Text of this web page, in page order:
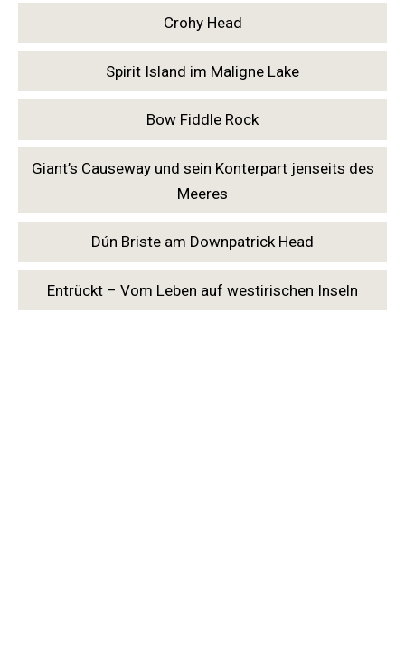
Crohy Head
Spirit Island im Maligne Lake
Bow Fiddle Rock
Giant’s Causeway und sein Konterpart jenseits des
Meeres
Dún Briste am Downpatrick Head
Entrückt – Vom Leben auf westirischen Inseln